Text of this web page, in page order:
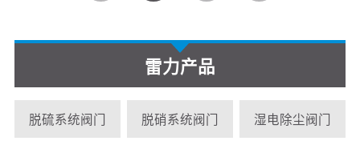
雷力产品
脱硫系统阀门 脱硝系统阀门 湿电除尘阀门